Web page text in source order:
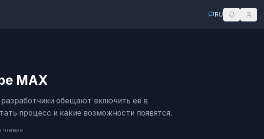
RU
MAX
обещают включить её в
процесс и какие возможности появятся.
чтения